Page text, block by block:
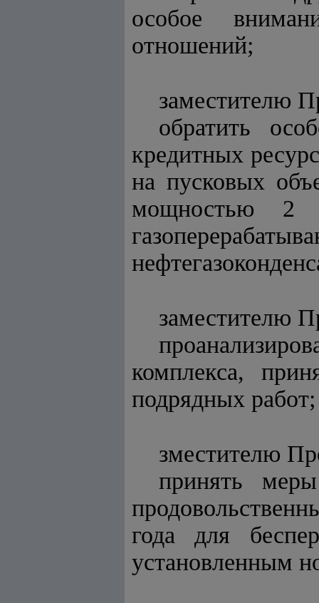
особое
отношений;
заместителю
обратить
кредитных
на пусковых
мощностью 2
заместителю
комплекса,
подрядных работ;
зместителю
принять
года для
установленным